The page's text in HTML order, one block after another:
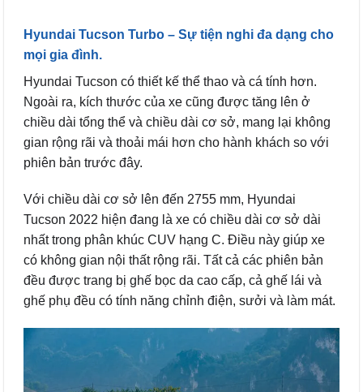
Hyundai Tucson Turbo – Sự tiện nghi đa dạng cho
mọi gia đình.
Hyundai Tucson có thiết kế thể thao và cá tính hơn.
Ngoài ra, kích thước của xe cũng được tăng lên ở
chiều dài tổng thể và chiều dài cơ sở, mang lại không
gian rộng rãi và thoải mái hơn cho hành khách so với
phiên bản trước đây.
Với chiều dài cơ sở lên đến 2755 mm, Hyundai
Tucson 2022 hiện đang là xe có chiều dài cơ sở dài
nhất trong phân khúc CUV hạng C. Điều này giúp xe
có không gian nội thất rộng rãi. Tất cả các phiên bản
đều được trang bị ghế bọc da cao cấp, cả ghế lái và
ghế phụ đều có tính năng chỉnh điện, sưởi và làm mát.